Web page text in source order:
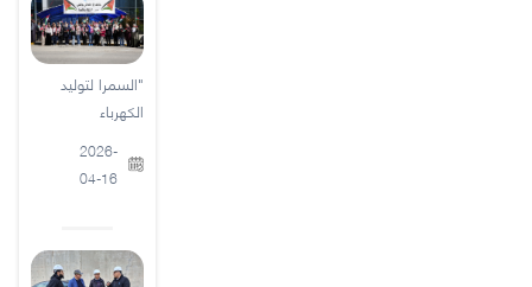
"السمرا لتوليد
الكهرباء
2026-
04-16